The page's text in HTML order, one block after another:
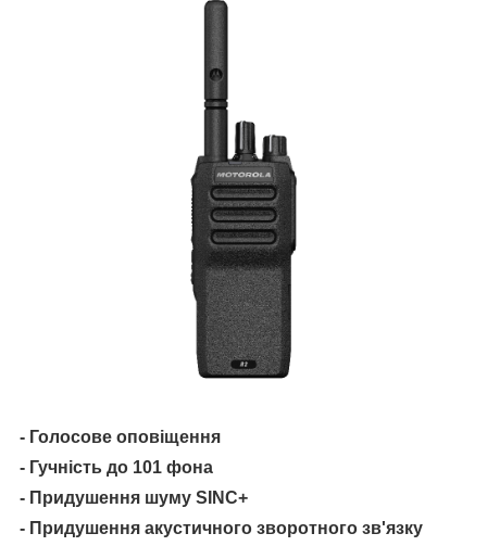
- Голосове оповіщення
- Гучність до 101 фона
- Придушення шуму SINC+
- Придушення акустичного зворотного зв'язку